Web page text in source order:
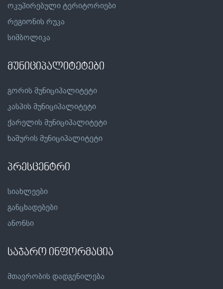
ოკუპირებული ტერიტორიები
რეგიონის რუკა
სიმბოლიკა
მუნიციპალიტეტები
გორის მუნიციპალიტეტი
კასპის მუნიციპალიტეტი
ქარელის მუნიციპალიტეტი
ხაშურის მუნიციპალიტეტი
პრესცენტრი
სიახლეები
განცხადებები
ანონსი
საჯარო ინფორმაცია
მთავრობის დადგენილება